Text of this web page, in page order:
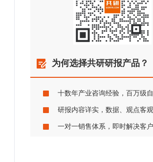
为何选择共研研报产品？
十数年产业咨询经验，百万级
研报内容详实，数据、观点客
一对一销售体系，即时解决客